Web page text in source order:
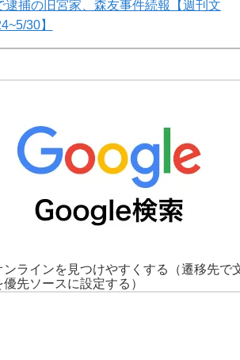
捕の旧宮家、森友事件続報【週刊文
30】
ンラインを見つけやすくする
（遷移先で
優先ソースに設定する）